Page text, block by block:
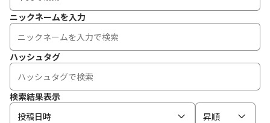
ニックネームを入力
ハッシュタグ
検索結果表示
投稿日時
昇順